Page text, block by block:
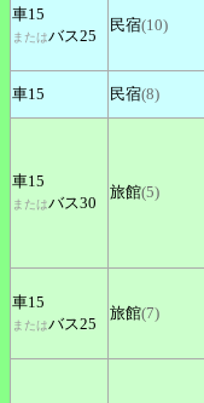
車15
またはバス25
民宿(10)
車15 民宿(8)
車15
またはバス30
旅館(5)
車15
またはバス25
旅館(7)